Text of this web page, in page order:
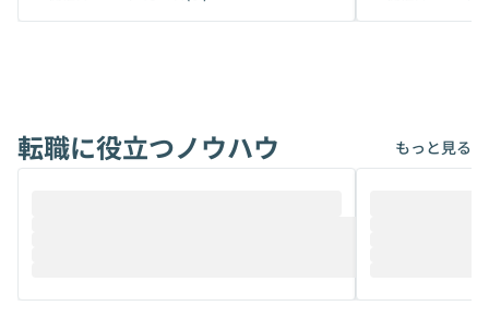
から、気軽に使えないケースも多いのでは
けでなく、想像以上の範囲まで自動化でき
ることは、まだあまり知られていません。
メルカリでの判断基準をもとに「なぜClau
か？ 「なんとなく誰かが良いと言っていた
は、評判では
ているAIを選ぶこ
それぞれの本当
転職に役立つノウハウ もっと見る